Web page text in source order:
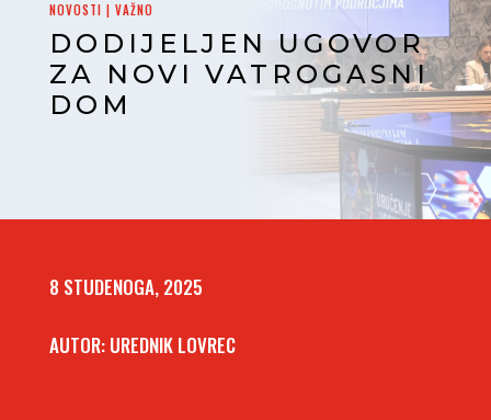
NOVOSTI | VAŽNO
DODIJELJEN UGOVOR
ZA NOVI VATROGASNI
DOM
8 STUDENOGA, 2025
AUTOR: UREDNIK LOVREC